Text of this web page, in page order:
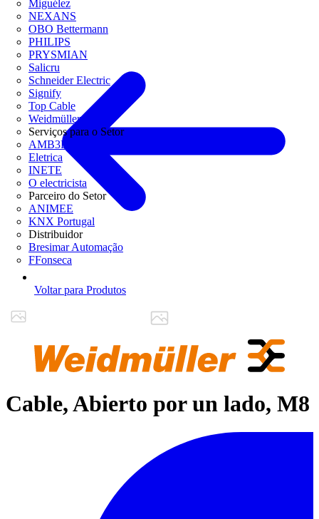
Miguélez
NEXANS
OBO Bettermann
PHILIPS
PRYSMIAN
Salicru
Schneider Electric
Signify
Top Cable
Weidmüller
Serviços para o Setor
AMB3E
Eletrica
INETE
O electricista
Parceiro do Setor
ANIMEE
KNX Portugal
Distribuidor
Bresimar Automação
FFonseca
Voltar para Produtos
Cable, Abierto por un lado, M8